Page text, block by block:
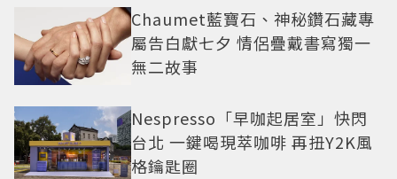
Chaumet藍寶石、神秘鑽石藏專
屬告白獻七夕 情侶疊戴書寫獨一
無二故事
Nespresso「早咖起居室」快閃
台北 一鍵喝現萃咖啡 再扭Y2K風
格鑰匙圈